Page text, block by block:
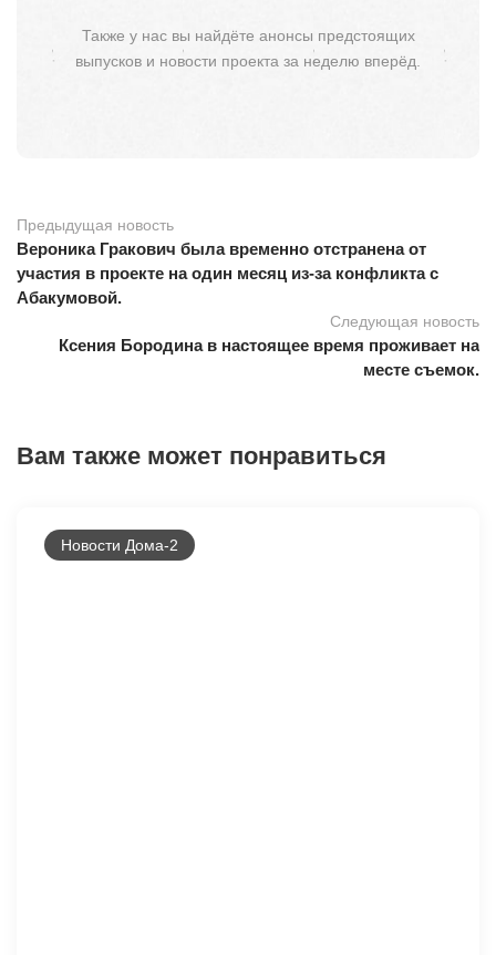
Также у нас вы найдёте анонсы предстоящих
выпусков и новости проекта за неделю вперёд.
Предыдущая новость
Вероника Гракович была временно отстранена от
участия в проекте на один месяц из-за конфликта с
Абакумовой.
Следующая новость
Ксения Бородина в настоящее время проживает на
месте съемок.
Вам также может понравиться
Новости Дома-2